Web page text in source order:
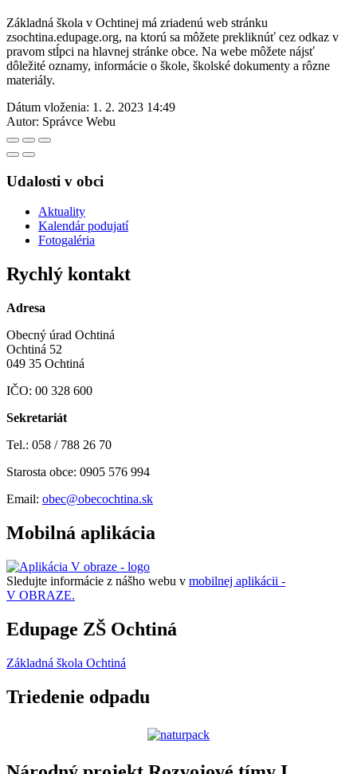
Základná škola v Ochtinej má zriadenú web stránku
zsochtina.edupage.org, na ktorú sa môžete prekliknúť cez odkaz v
pravom stĺpci na hlavnej stránke obce. Na webe môžete nájsť
dôležité oznamy, informácie o škole, školské dokumenty a rôzne
materiály.
Dátum vloženia: 1. 2. 2023 14:49
Autor: Správce Webu
Udalosti v obci
Aktuality
Kalendár podujatí
Fotogaléria
Rychlý kontakt
Adresa
Obecný úrad Ochtiná
Ochtiná 52
049 35 Ochtiná
IČO: 00 328 600
Sekretariát
Tel.: 058 / 788 26 70
Starosta obce: 0905 576 994
Email: obec@obecochtina.sk
Mobilná aplikácia
Sledujte informácie z nášho webu v mobilnej aplikácii -
V OBRAZE.
Edupage ZŠ Ochtiná
Základná škola Ochtiná
Triedenie odpadu